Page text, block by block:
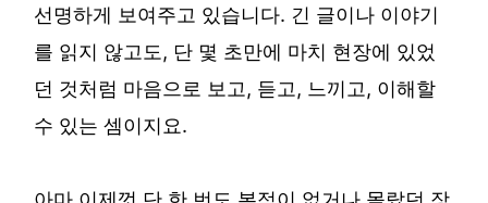
선명하게 보여주고 있습니다. 긴 글이나 이야기
를 읽지 않고도, 단 몇 초만에 마치 현장에 있었
던 것처럼 마음으로 보고, 듣고, 느끼고, 이해할
수 있는 셈이지요.